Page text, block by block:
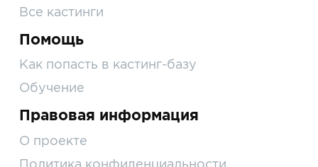
Все кастинги
Помощь
Как попасть в кастинг-базу
Обучение
Правовая информация
О проекте
Политика конфиденциальности